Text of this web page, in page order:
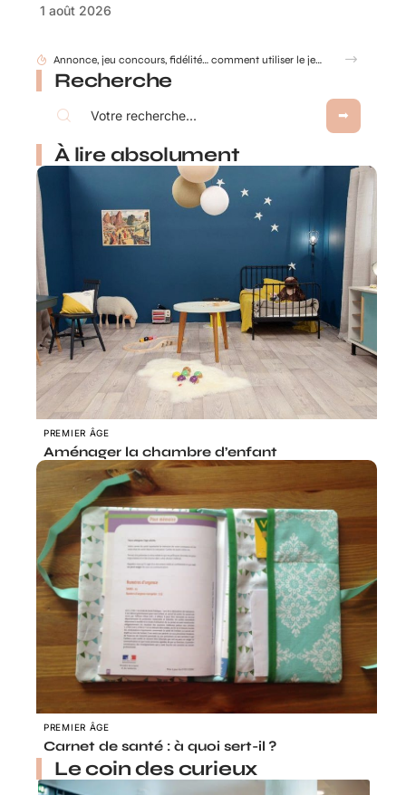
1 août 2026
Annonce, jeu concours, fidélité… comment utiliser le jeu à gratter personnalisé ?
Recherche
À lire absolument
PREMIER ÂGE
Aménager la chambre d’enfant
PREMIER ÂGE
Carnet de santé : à quoi sert-il ?
Le coin des curieux